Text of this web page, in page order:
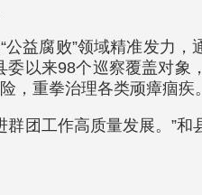
益腐败”领域精准发力
以来98个巡察覆盖对象
，重拳治理各类顽瘴痼疾。
团工作高质量发展。”